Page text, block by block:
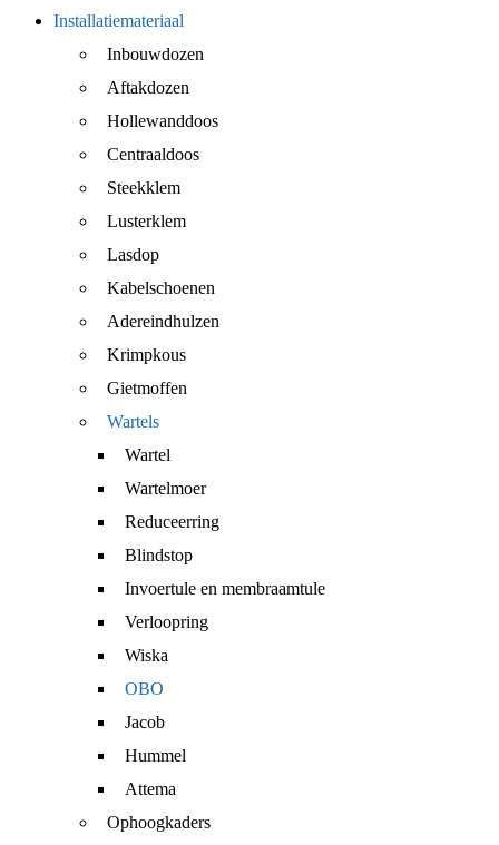
Installatiemateriaal
Inbouwdozen
Aftakdozen
Hollewanddoos
Centraaldoos
Steekklem
Lusterklem
Lasdop
Kabelschoenen
Adereindhulzen
Krimpkous
Gietmoffen
Wartels
Wartel
Wartelmoer
Reduceerring
Blindstop
Invoertule en membraamtule
Verloopring
Wiska
OBO
Jacob
Hummel
Attema
Ophoogkaders